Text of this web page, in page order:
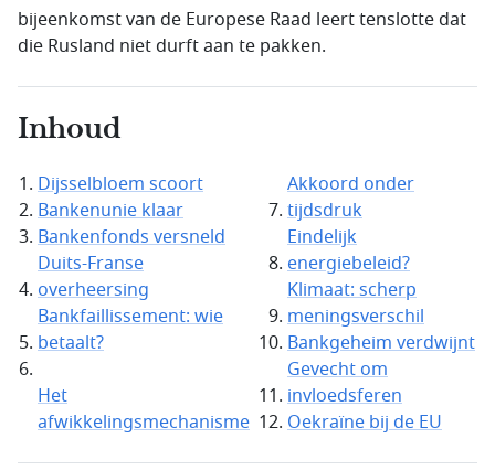
bijeenkomst van de Europese Raad leert tenslotte dat
die Rusland niet durft aan te pakken.
Inhoud
Dijsselbloem scoort
Bankenunie klaar
Bankenfonds versneld
Duits-Franse
overheersing
Bankfaillissement: wie
betaalt?
Het
afwikkelingsmechanisme
Akkoord onder
tijdsdruk
Eindelijk
energiebeleid?
Klimaat: scherp
meningsverschil
Bankgeheim verdwijnt
Gevecht om
invloedsferen
Oekraïne bij de EU